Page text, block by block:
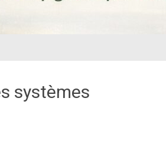
systèmes